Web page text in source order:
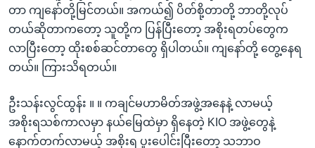
တာ ကျနော်တို့မြင်တယ်။ အကယ်၍ ပိတ်စို့တာတို့ ဘာတို့လုပ်
တယ်ဆိုတာကတော့ သူတို့က ပြန်ပြီးတော့ အစိုးရတပ်တွေက
လာပြီးတော့ ထိုးစစ်ဆင်တာတွေ ရှိပါတယ်။ ကျနော်တို့ တွေ့နေရ
တယ်။ ကြားသိရတယ်။
ဦးသန်းလွင်ထွန်း ။ ။ ကချင်မဟာမိတ်အဖွဲ့အနေနဲ့ လာမယ့်
အစိုးရသစ်ကာလမှာ နယ်မြေထဲမှာ ရှိနေတဲ့ KIO အဖွဲ့တွေနဲ့
နောက်တက်လာမယ့် အစိုးရ ပူးပေါင်းပြီးတော့ သဘာဝ